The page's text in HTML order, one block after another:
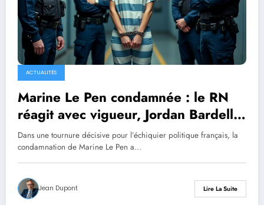
ACTUALITÉS
Marine Le Pen condamnée : le RN
réagit avec vigueur, Jordan Bardella
qualifie la décision de «
disproportionnée »
Dans une tournure décisive pour l’échiquier politique français, la
condamnation de Marine Le Pen a…
Jean Dupont Lire La Suite